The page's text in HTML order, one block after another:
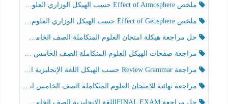
ملخص Effect of Atmosphere حسب الهيكل الوزاري العلوم المتكاملة الصف الخامس انسبير الفصل الثالث
ملخص Effect of Geosphere حسب الهيكل الوزاري العلوم المتكاملة الصف الخامس انسبير الفصل الثالث
حل مراجعة هيكلة امتحان العلوم المتكاملة الصف الخامس عام الفصل الثالث
مراجعة صفحات الهيكل العلوم المتكاملة الصف الخامس انسبير الفصل الثالث
مراجعة Review Grammar حسب الهيكل اللغة الإنجليزية الصف الخامس الفصل الثالث
مراجعة نهائية للامتحان العلوم المتكاملة الصف الخامس انسبير الفصل الثالث
حل مراجعة FINAL EXAMاللغة الإنجليزية الصف الخامس الفصل الثالث